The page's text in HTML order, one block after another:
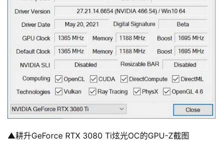
▲耕升GeForce RTX 3080 Ti炫光OC的GPU-Z截图